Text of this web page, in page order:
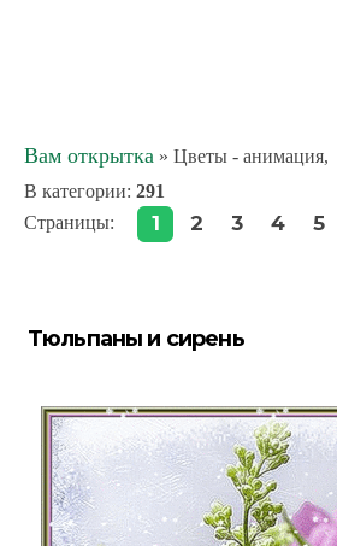
Вам открытка » Цветы - анимация,
В категории: 291
Страницы: 1 2 3 4 5
Тюльпаны и сирень